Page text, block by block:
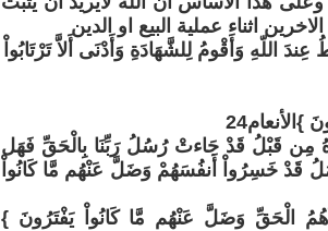
اثناء عملية البيع او الدين
اللّهِ وَأَقْومُ لِلشَّهَادَةِ وَأَدْنَى أَلاَّ تَرْتَابُواْ
مِن قَبْلُ قَدْ جَاءتْ رُسُلُ رَبِّنَا بِالْحَقِّ فَهَل
قَدْ خَسِرُواْ أَنفُسَهُمْ وَضَلَّ عَنْهُم مَّا كَانُواْ
الْحَقِّ وَضَلَّ عَنْهُم مَّا كَانُواْ يَفْتَرُونَ }